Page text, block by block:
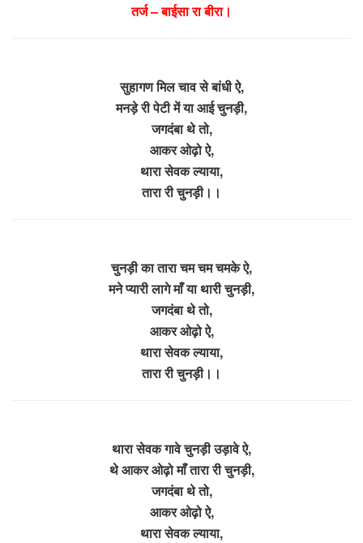
तर्ज – बाईसा रा बीरा।
सुहागण मिल चाव से बांधी ऐ,
मनड़े री पेटी में या आई चुनड़ी,
जगदंबा थे तो,
आकर ओढ़ो ऐ,
थारा सेवक ल्याया,
तारा री चुनड़ी।।
चुनड़ी का तारा चम चम चमके ऐ,
मने प्यारी लागे माँ या थारी चुनड़ी,
जगदंबा थे तो,
आकर ओढ़ो ऐ,
थारा सेवक ल्याया,
तारा री चुनड़ी।।
थारा सेवक गावे चुनड़ी उड़ावे ऐ,
थे आकर ओढ़ो माँ तारा री चुनड़ी,
जगदंबा थे तो,
आकर ओढ़ो ऐ,
थारा सेवक ल्याया,